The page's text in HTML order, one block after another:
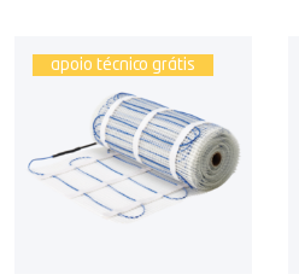
apoio técnico grátis